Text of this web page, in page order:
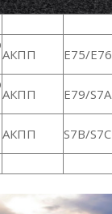
АКПП E75/E76
АКПП E79/S7A
АКПП S7B/S7C